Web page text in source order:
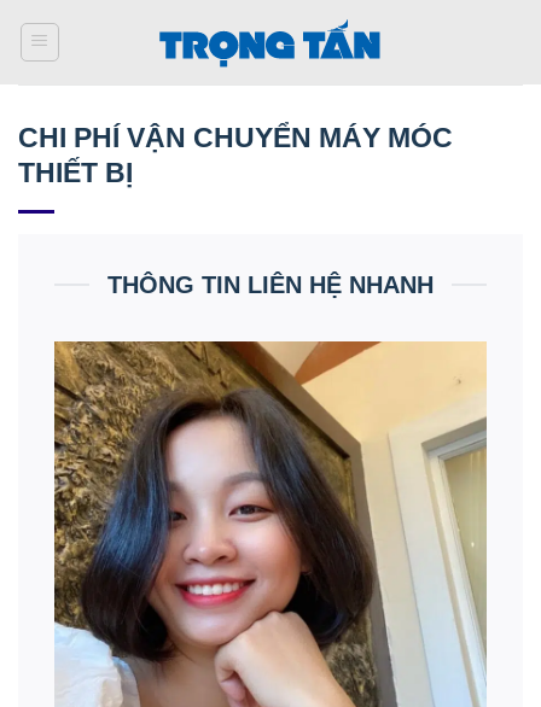
qua
CHI PHÍ VẬN CHUYỂN MÁY MÓC
THIẾT BỊ
THÔNG TIN LIÊN HỆ NHANH